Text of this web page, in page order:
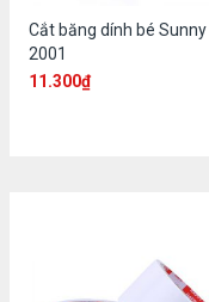
Cắt băng dính bé Sunny
2001
11.300₫